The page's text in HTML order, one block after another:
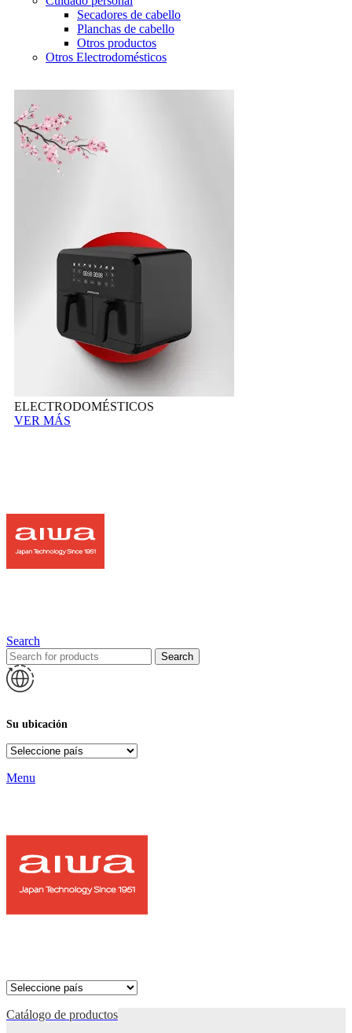
Secadores de cabello
Planchas de cabello
Otros productos
Otros Electrodomésticos
ELECTRODOMÉSTICOS
VER MÁS
Search
Search
Su ubicación
Menu
Catálogo de productos